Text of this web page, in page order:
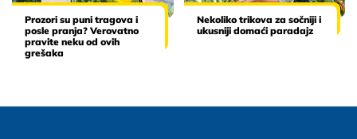
Prozori su puni tragova i
posle pranja? Verovatno
pravite neku od ovih
grešaka
Nekoliko trikova za sočniji i
ukusniji domaći paradajz